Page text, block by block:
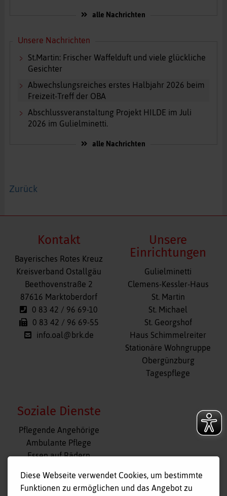
alle Nachrichten
Unsere Nachrichten
St.Martin: Frischer Waffelduft und viele glückliche
Gesichter
Abwechslungsreiches erstes Halbjahr 2026 beim
Freizeit-Treff der OBA
Abschlussveranstaltung Projekt HILDE im Juli
2026 im Gulielminetti.
alle Nachrichten
Zurück
Kontakt
Bayerisches Rotes Kreuz
Kreisverband Ostallgäu
Beethovenstraße 2
87616 Marktoberdorf
0 83 42 / 96 69-10
0 83 42 / 96 69-55
info.oal@brk.de
Unsere
Einrichtungen
Navigation
überspringen
Gulielminetti
Clemens-Kessler-Haus
St. Martin
St. Michael
St. Georgshof
Haus Schimmelreiter
Stationäre Wohngruppe
Obergünzburg
Tagespflege
Soziale Dienste
Navigation
überspringen
Pflegende Angehörige
Ambulante Pflege
Essen auf Rädern
Tagespflege
Hausnotruf
Diese Webseite verwendet Cookies, um bestimmte
Funktionen zu ermöglichen und das Angebot zu